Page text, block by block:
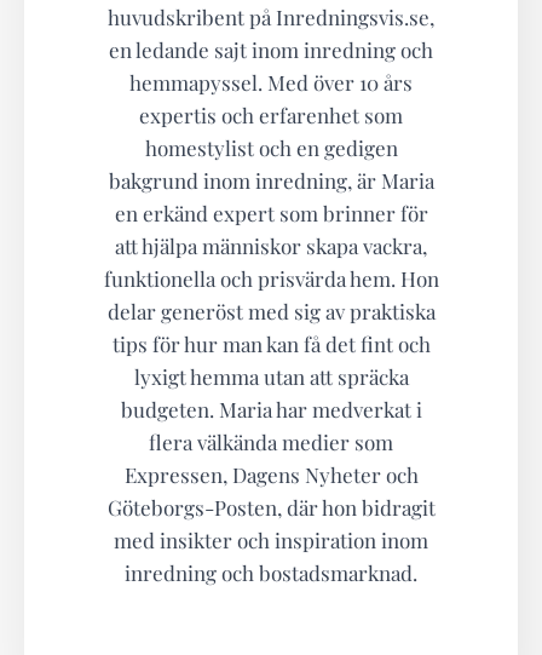
huvudskribent på Inredningsvis.se,
en ledande sajt inom inredning och
hemmapyssel. Med över 10 års
expertis och erfarenhet som
homestylist och en gedigen
bakgrund inom inredning, är Maria
en erkänd expert som brinner för
att hjälpa människor skapa vackra,
funktionella och prisvärda hem. Hon
delar generöst med sig av praktiska
tips för hur man kan få det fint och
lyxigt hemma utan att spräcka
budgeten. Maria har medverkat i
flera välkända medier som
Expressen, Dagens Nyheter och
Göteborgs-Posten, där hon bidragit
med insikter och inspiration inom
inredning och bostadsmarknad.